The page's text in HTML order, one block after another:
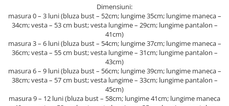
Dimensiuni:
masura 0 – 3 luni (bluza bust – 52cm; lungime 35cm; lungime maneca –
34cm; vesta – 53 cm bust; vesta lungime – 29cm; lungime pantalon –
41cm)
masura 3 – 6 luni (bluza bust – 54cm; lungime 37cm; lungime maneca –
36cm; vesta – 55 cm bust; vesta lungime – 31cm; lungime pantalon –
43cm)
masura 6 – 9 luni (bluza bust – 56cm; lungime 39cm; lungime maneca –
38cm; vesta – 57 cm bust; vesta lungime – 33cm; lungime pantalon –
45cm)
masura 9 – 12 luni (bluza bust – 58cm; lungime 41cm; lungime maneca